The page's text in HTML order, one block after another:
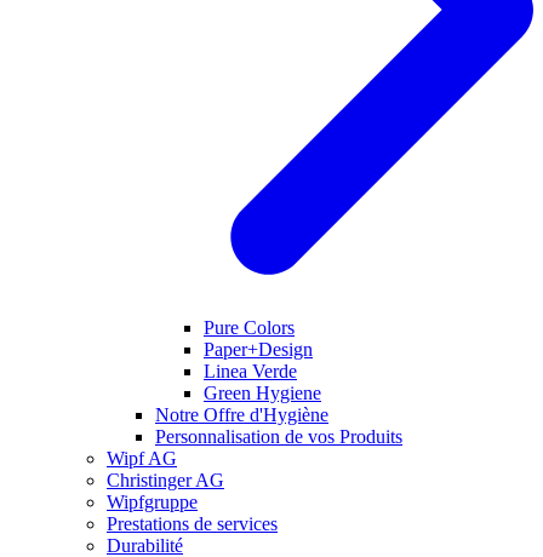
Pure Colors
Paper+Design
Linea Verde
Green Hygiene
Notre Offre d'Hygiène
Personnalisation de vos Produits
Wipf AG
Christinger AG
Wipfgruppe
Prestations de services
Durabilité